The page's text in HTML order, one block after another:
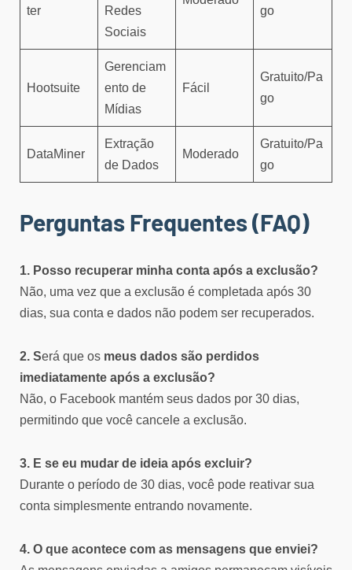
ter
Redes
Sociais
go
Hootsuite
Gerenciam
ento de
Mídias
Fácil
Gratuito/Pa
go
DataMiner
Extração
de Dados
Moderado
Gratuito/Pa
go
Perguntas Frequentes (FAQ)
1. Posso recuperar minha conta após a exclusão?
Não, uma vez que a exclusão é completada após 30
dias, sua conta e dados não podem ser recuperados.
2. Será que os meus dados são perdidos
imediatamente após a exclusão?
Não, o Facebook mantém seus dados por 30 dias,
permitindo que você cancele a exclusão.
3. E se eu mudar de ideia após excluir?
Durante o período de 30 dias, você pode reativar sua
conta simplesmente entrando novamente.
4. O que acontece com as mensagens que enviei?